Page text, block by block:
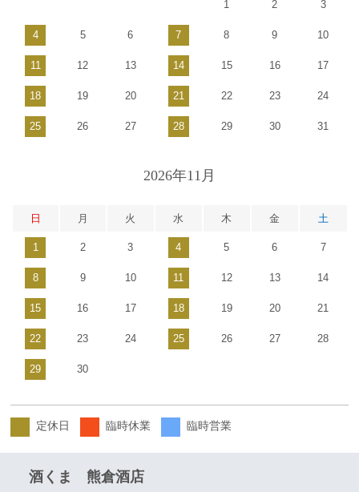
1 2 3
4 5 6 7 8 9 10
11 12 13 14 15 16 17
18 19 20 21 22 23 24
25 26 27 28 29 30 31
2026年11月
日 月 火 水 木 金 土
1 2 3 4 5 6 7
8 9 10 11 12 13 14
15 16 17 18 19 20 21
22 23 24 25 26 27 28
29 30
定休日 臨時休業 臨時営業
酒くま 熊倉酒店